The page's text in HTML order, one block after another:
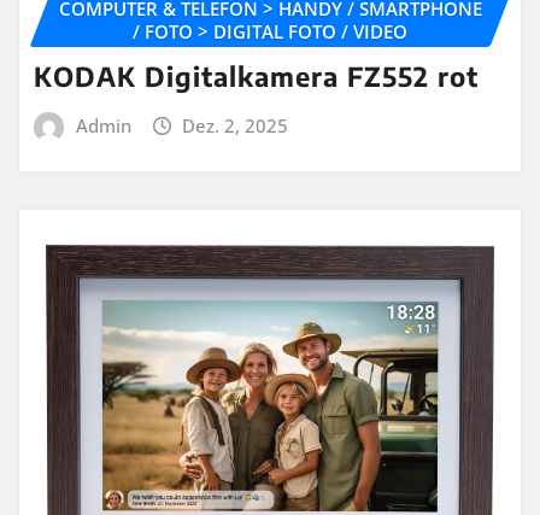
COMPUTER & TELEFON > HANDY / SMARTPHONE
/ FOTO > DIGITAL FOTO / VIDEO
KODAK Digitalkamera FZ552 rot
Admin Dez. 2, 2025